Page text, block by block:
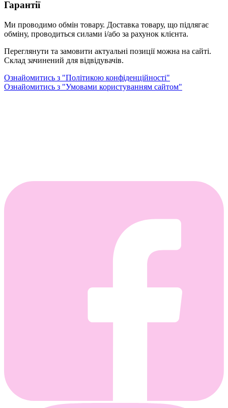
Гарантії
Ми проводимо обмін товару. Доставка товару, що підлягає
обміну, проводиться силами і/або за рахунок клієнта.
Переглянути та замовити актуальні позиції можна на сайті.
Склад зачинений для відвідувачів.
Ознайомитись з "Політикою конфіденційності"
Ознайомитись з "Умовами користуванням сайтом"